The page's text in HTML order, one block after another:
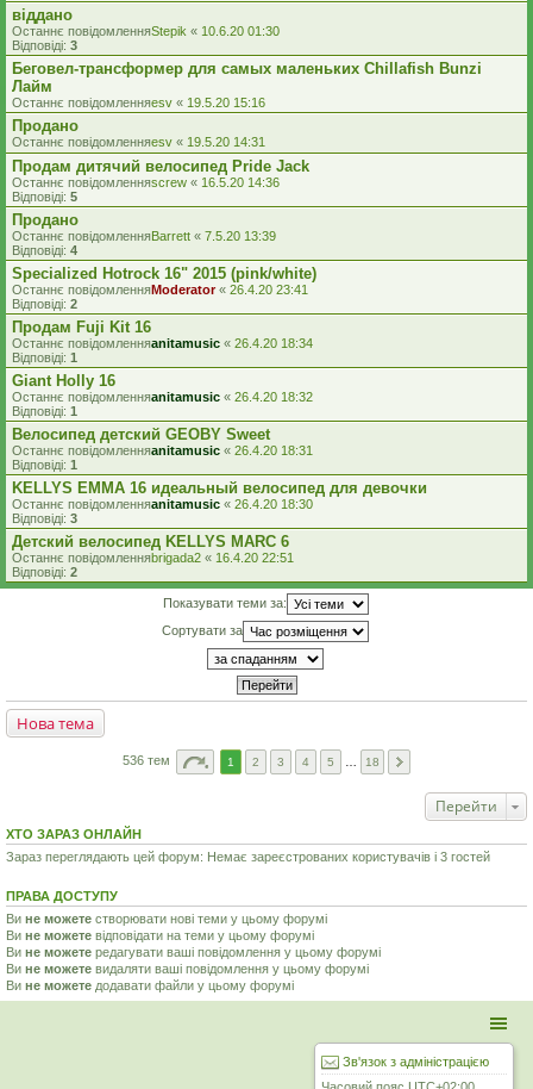
віддано
Останнє повідомленняStepik « 10.6.20 01:30
Відповіді: 3
Беговел-трансформер для самых маленьких Chillafish Bunzi
Лайм
Останнє повідомленняesv « 19.5.20 15:16
Продано
Останнє повідомленняesv « 19.5.20 14:31
Продам дитячий велосипед Pride Jack
Останнє повідомленняscrew « 16.5.20 14:36
Відповіді: 5
Продано
Останнє повідомленняBarrett « 7.5.20 13:39
Відповіді: 4
Specialized Hotrock 16" 2015 (pink/white)
Останнє повідомленняModerator« 26.4.20 23:41
Відповіді: 2
Продам Fuji Kit 16
Останнє повідомленняanitamusic « 26.4.20 18:34
Відповіді: 1
Giant Holly 16
Останнє повідомленняanitamusic « 26.4.20 18:32
Відповіді: 1
Велосипед детский GEOBY Sweet
Останнє повідомленняanitamusic « 26.4.20 18:31
Відповіді: 1
KELLYS EMMA 16 идеальный велосипед для девочки
Останнє повідомленняanitamusic « 26.4.20 18:30
Відповіді: 3
Детский велосипед KELLYS MARC 6
Останнє повідомленняbrigada2 « 16.4.20 22:51
Відповіді: 2
Показувати теми за:
Сортувати за
Нова тема
536 тем 1 2 3 4 5 18
Перейти
ХТО ЗАРАЗ ОНЛАЙН
Зараз переглядають цей форум: Немає зареєстрованих користувачів і 3 гостей
ПРАВА ДОСТУПУ
Ви не можете створювати нові теми у цьому форумі
Ви не можете відповідати на теми у цьому форумі
Ви не можете редагувати ваші повідомлення у цьому форумі
Ви не можете видаляти ваші повідомлення у цьому форумі
Ви не можете додавати файли у цьому форумі
Зв'язок з адміністрацією
Часовий пояс UTC+02:00